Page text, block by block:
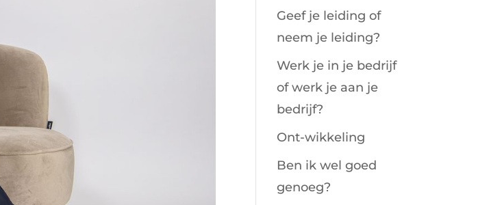
Geef je leiding of
neem je leiding?
Werk je in je bedrijf
of werk je aan je
bedrijf?
Ont-wikkeling
Ben ik wel goed
genoeg?